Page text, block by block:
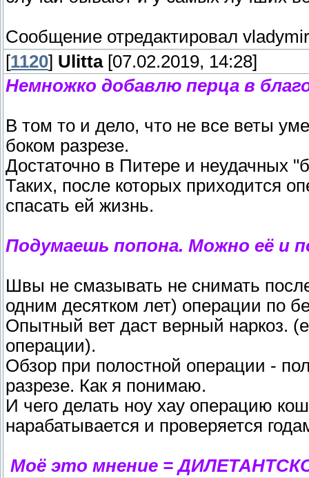
Сообщение отредактировал
[1120] Ulitta[07.02.2019, 14:28]
Немножко добавлю перца в
В том то и дело, что не все веты
боком разрезе.
Достаточно в Питере и неудачных
Таких, после которых приходится
спасать ей жизнь.
Подумаешь попона. Можно её и
Швы не смазывать не снимать
одним десятком лет) операции по
Опытный вет даст верный наркоз.
операции).
Обзор при полостной операции -
разрезе. Как я понимаю.
И чего делать ноу хау операцию
нарабатывается и проверяется
Моё это мнение =